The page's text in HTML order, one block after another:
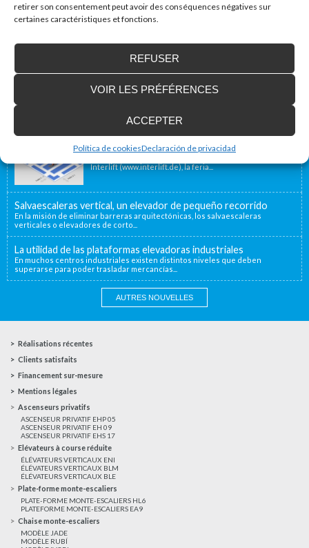
retirer son consentement peut avoir des conséquences négatives sur
certaines caractéristiques et fonctions.
ACCEPTER
REFUSER
VOIR LES PRÉFÉRENCES
Política de cookiesDeclaración de privacidad
Nous installons des plates-formes élévatrices
pour les personnes à mobilité réduite, y
compris en France
Enier estará presente en Interlift, la feria líder
en el mundo
Interlift (www.interlift.de), la feria...
Salvaescaleras vertical, un elevador de pequeño recorrido
En la misión de eliminar barreras arquitectónicas, los salvaescaleras
verticales o elevadores de corto...
La utilidad de las plataformas elevadoras industriales
En muchos centros industriales existen distintos niveles que deben
superarse para poder trasladar mercancías...
AUTRES NOUVELLES
Réalisations récentes
Clients satisfaits
Financement sur-mesure
Mentions légales
Ascenseurs privatifs
ASCENSEUR PRIVATIF EHP 05
ASCENSEUR PRIVATIF EH 09
ASCENSEUR PRIVATIF EHS 17
Elévateurs à course réduite
ÉLÉVATEURS VERTICAUX ENI
ÉLÉVATEURS VERTICAUX BLM
ÉLÉVATEURS VERTICAUX BLE
Plate-forme monte-escaliers
PLATE-FORME MONTE-ESCALIERS HL6
PLATEFORME MONTE-ESCALIERS EA9
Chaise monte-escaliers
MODÈLE JADE
MODÈLE RUBÍ